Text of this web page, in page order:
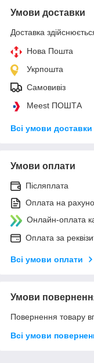
Умови доставки
Доставка
Нова Пошта
Укрпошта
Самовивіз
Meest ПОШТА
Всі умови доставки
Умови оплати
Післяплата
Оплата на
Онлайн-оплата
Оплата за
Всі умови оплати
Умови
Повернення товару
Всі умови